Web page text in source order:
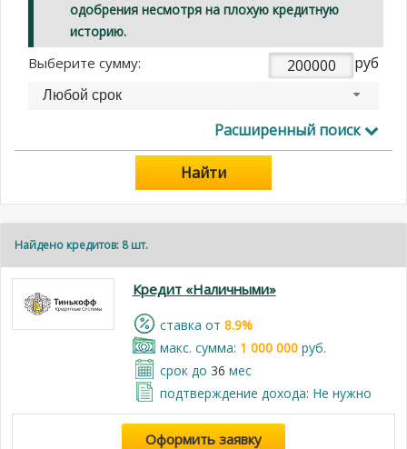
одобрения несмотря на плохую кредитную
историю.
Выберите сумму: руб
Любой срок
Расширенный поиск
Найти
Найдено кредитов: 8 шт.
Кредит «Наличными»
cтавка от 8.9%
макс. сумма: 1 000 000руб.
срок до 36 мес
подтверждение дохода: Не нужно
Оформить заявку